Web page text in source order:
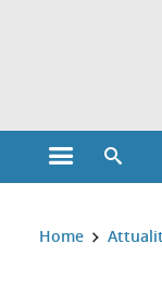
Aprire il menu
Sei qui:
Home